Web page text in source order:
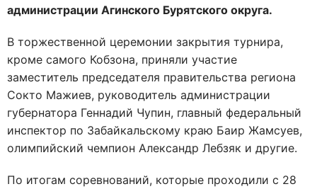
администрации Агинского Бурятского округа.
В торжественной церемонии закрытия турнира,
кроме самого Кобзона, приняли участие
заместитель председателя правительства региона
Сокто Мажиев, руководитель администрации
губернатора Геннадий Чупин, главный федеральный
инспектор по Забайкальскому краю Баир Жамсуев,
олимпийский чемпион Александр Лебзяк и другие.
По итогам соревнований, которые проходили с 28